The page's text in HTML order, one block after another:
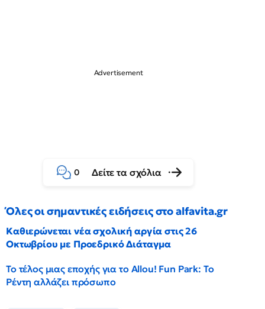
0 Δείτε τα σχόλια
Όλες οι σημαντικές ειδήσεις στο alfavita.gr
Καθιερώνεται νέα σχολική αργία στις 26
Οκτωβρίου με Προεδρικό Διάταγμα
Το τέλος μιας εποχής για το Allou! Fun Park: Το
Ρέντη αλλάζει πρόσωπο